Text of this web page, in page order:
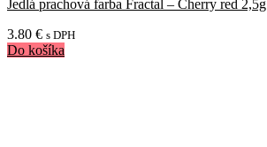
Jedlá prachová farba Fractal – Cherry red 2,5g
3.80 € s DPH
Do košíka